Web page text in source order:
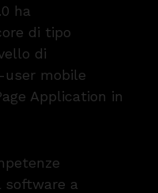
ha
di tipo
di
user mobile
Application in
software a